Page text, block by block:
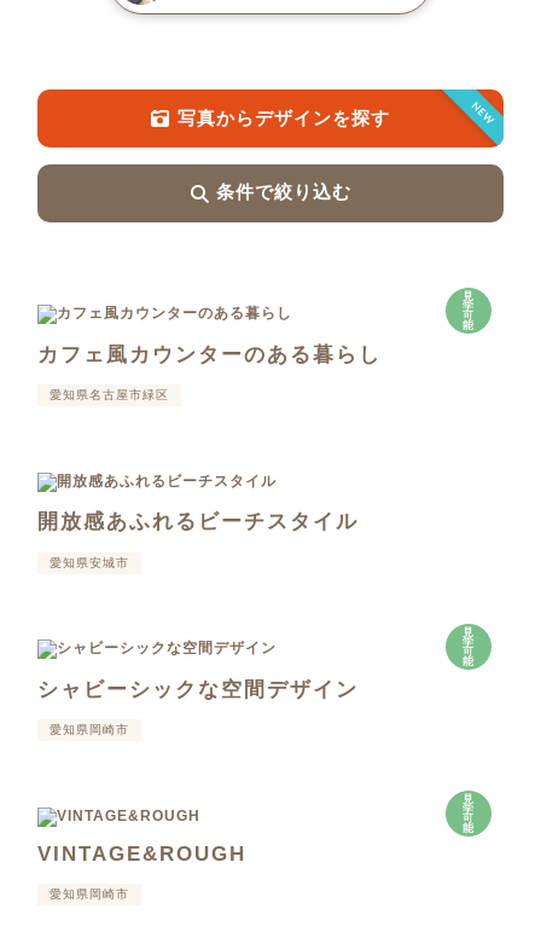
NEW
写真からデザインを探す
条件で絞り込む
見
学
可
能
カフェ風カウンターのある暮らし
愛知県名古屋市緑区
開放感あふれるビーチスタイル
愛知県安城市
見
学
可
能
シャビーシックな空間デザイン
愛知県岡崎市
見
学
可
能
VINTAGE&ROUGH
愛知県岡崎市